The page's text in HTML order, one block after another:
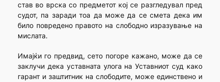
став во врска со предметот кој се разгледувал пред
судот, па заради тоа да може да се смета дека им
било повредено правото на слободно изразување на
мислата.
Имајќи го предвид, сето погоре кажано, може да се
заклучи дека уставната улога на Уставниот суд како
гарант и заштитник на слободите, може единствено и